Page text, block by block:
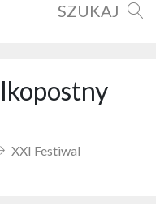
SZUKAJ
XXI Festiwal